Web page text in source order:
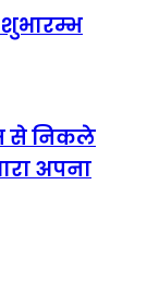
से निकले
अपना